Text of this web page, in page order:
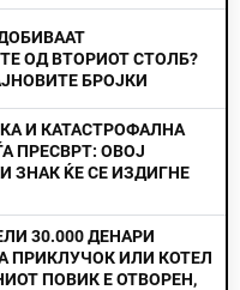
ОД ВТОРИОТ СТОЛБ?
БРОЈКИ
И КАТАСТРОФАЛНА
ПРЕСВРТ: ОВОЈ
ЗНАК ЌЕ СЕ ИЗДИГНЕ
30.000 ДЕНАРИ
ПРИКЛУЧОК ИЛИ КОТЕЛ
ПОВИК Е ОТВОРЕН,